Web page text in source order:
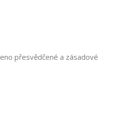
přesvědčené a zásadové